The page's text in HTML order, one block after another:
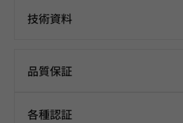
技術資料
品質保証
各種認証